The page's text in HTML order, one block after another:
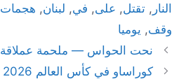
النار , تقتل, على, في, لبنان, هجمات
وقف, يوميا
نحت الحواس — ملحمة عملاقة